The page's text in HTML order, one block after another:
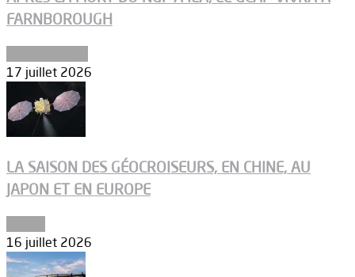
FARNBOROUGH
17 juillet 2026
LA SAISON DES GÉOCROISEURS, EN CHINE, AU
JAPON ET EN EUROPE
16 juillet 2026